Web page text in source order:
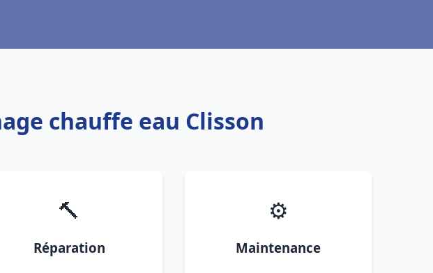
chauffe eau Clisson
🔨
Réparation
⚙️
Maintenance